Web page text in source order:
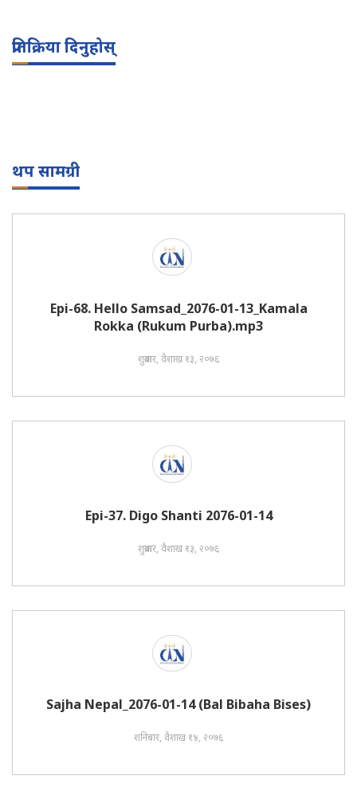
प्रतिक्रिया दिनुहोस्
थप सामग्री
Epi-68. Hello Samsad_2076-01-13_Kamala
Rokka (Rukum Purba).mp3
शुक्रबार, वैशाख १३, २०७६
Epi-37. Digo Shanti 2076-01-14
शुक्रबार, वैशाख १३, २०७६
Sajha Nepal_2076-01-14 (Bal Bibaha Bises)
शनिबार, वैशाख १४, २०७६